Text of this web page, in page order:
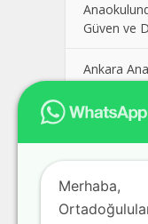
Güven ve
Ankara
Kolej
Fiyatları
Merhaba,